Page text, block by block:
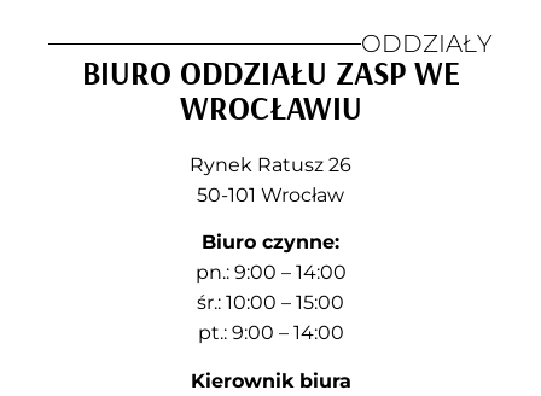
ODDZIAŁY
BIURO ODDZIAŁU ZASP WE
WROCŁAWIU
Rynek Ratusz 26
50-101 Wrocław
Biuro czynne:
pn.: 9:00 – 14:00
śr.: 10:00 – 15:00
pt.: 9:00 – 14:00
Kierownik biura